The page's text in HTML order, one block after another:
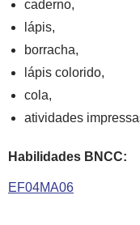
caderno,
lápis,
borracha,
lápis colorido,
cola,
atividades
Habilidades BNCC:
EF04MA06